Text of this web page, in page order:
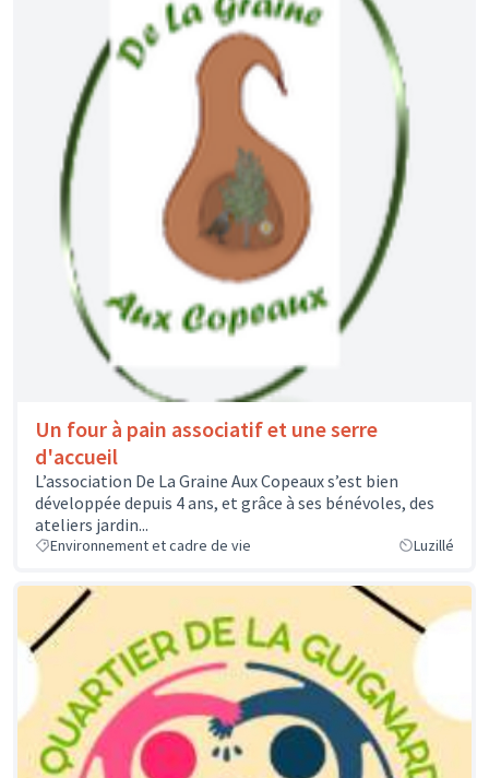
Un four à pain associatif et une serre
d'accueil
L’association De La Graine Aux Copeaux s’est bien
développée depuis 4 ans, et grâce à ses bénévoles, des
ateliers jardin...
Environnement et cadre de vie Luzillé